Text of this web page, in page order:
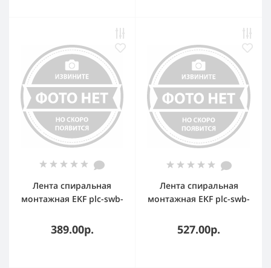
Лента спиральная
монтажная EKF plc-swb-
мм (10м.) EKF PROxima
389.00р.
Лента спиральная
монтажная EKF plc-swb-
мм (10м.) EKF PROxima
527.00р.